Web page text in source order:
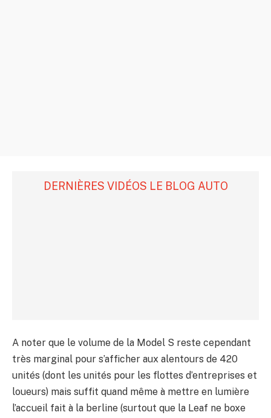
DERNIÈRES VIDÉOS LE BLOG AUTO
A noter que le volume de la Model S reste cependant
très marginal pour s’afficher aux alentours de 420
unités (dont les unités pour les flottes d’entreprises et
loueurs) mais suffit quand même à mettre en lumière
l’accueil fait à la berline (surtout que la Leaf ne boxe